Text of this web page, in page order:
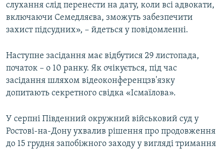
слухання слід перенести на дату, коли всі адвокати,
включаючи Семедляєва, зможуть забезпечити
захист підсудних», – йдеться у повідомленні.
Наступне засідання має відбутися 29 листопада,
початок – о 10 ранку. Як очікується, під час
засідання шляхом відеоконференцзв'язку
допитають секретного свідка «Ісмаїлова».
У серпні Південний окружний військовий суд у
Ростові-на-Дону ухвалив рішення про продовження
до 15 грудня запобіжного заходу у вигляді тримання